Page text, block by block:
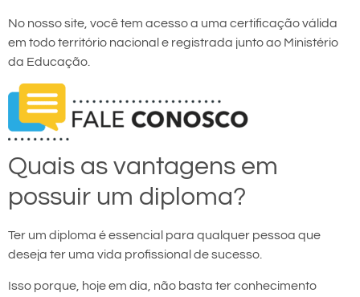
No nosso site, você tem acesso a uma certificação válida
em todo território nacional e registrada junto ao Ministério
da Educação.
Quais as vantagens em
possuir um diploma?
Ter um diploma é essencial para qualquer pessoa que
deseja ter uma vida profissional de sucesso.
Isso porque, hoje em dia, não basta ter conhecimento